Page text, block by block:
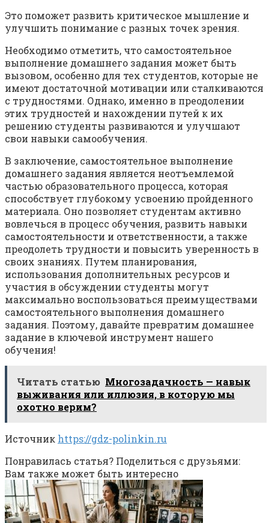
Это поможет развить критическое мышление и
улучшить понимание с разных точек зрения.
Необходимо отметить, что самостоятельное
выполнение домашнего задания может быть
вызовом, особенно для тех студентов, которые не
имеют достаточной мотивации или сталкиваются
с трудностями. Однако, именно в преодолении
этих трудностей и нахождении путей к их
решению студенты развиваются и улучшают
свои навыки самообучения.
В заключение, самостоятельное выполнение
домашнего задания является неотъемлемой
частью образовательного процесса, которая
способствует глубокому усвоению пройденного
материала. Оно позволяет студентам активно
вовлечься в процесс обучения, развить навыки
самостоятельности и ответственности, а также
преодолеть трудности и повысить уверенность в
своих знаниях. Путем планирования,
использования дополнительных ресурсов и
участия в обсуждении студенты могут
максимально воспользоваться преимуществами
самостоятельного выполнения домашнего
задания. Поэтому, давайте превратим домашнее
задание в ключевой инструмент нашего
обучения!
Читать статью Многозадачность — навык
выживания или иллюзия, в которую мы
охотно верим?
Источник https://gdz-polinkin.ru
Понравилась статья? Поделиться с друзьями:
Вам также может быть интересно